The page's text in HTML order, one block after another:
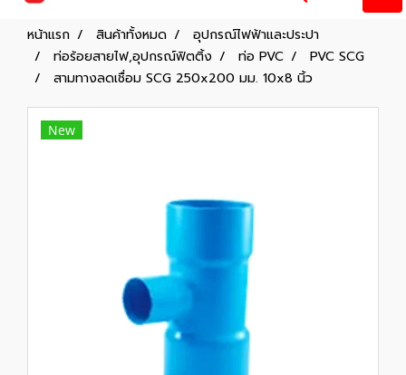
หน้าแรก สินค้าทั้งหมด
อุปกรณ์ไฟฟ้าและประปา
ท่อร้อยสายไฟ,อุปกรณ์ฟิตติ้ง
ท่อ PVC
PVC SCG
สามทางลดเชื่อม SCG 250x200 มม. 10x8 นิ้ว
New